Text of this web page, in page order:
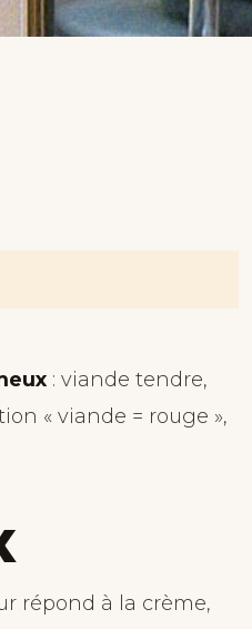
: viande tendre,
« viande = rouge »,
répond à la crème,